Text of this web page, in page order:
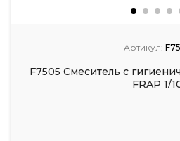
Артикул:
F7505 Смеситель с
FRAP 1/